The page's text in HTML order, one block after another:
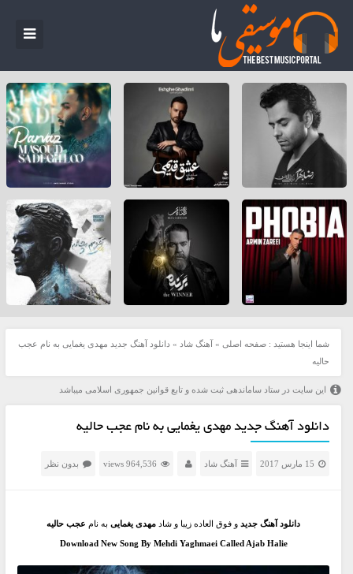
شما اینجا هستید : صفحه اصلی » آهنگ شاد » دانلود آهنگ جدید مهدی یغمایی به نام عجب
حالیه
این سایت در ستاد ساماندهی ثبت شده و تابع قوانین جمهوری اسلامی میباشد
دانلود آهنگ جدید مهدی یغمایی به نام عجب حالیه
15 مارس 2017 آهنگ شاد 964,536 views بدون نظر
دانلود آهنگ جدید و فوق العاده زیبا و شاد مهدی یغماییبه نام عجب حالیه
Download New Song By Mehdi Yaghmaei Called Ajab Halie